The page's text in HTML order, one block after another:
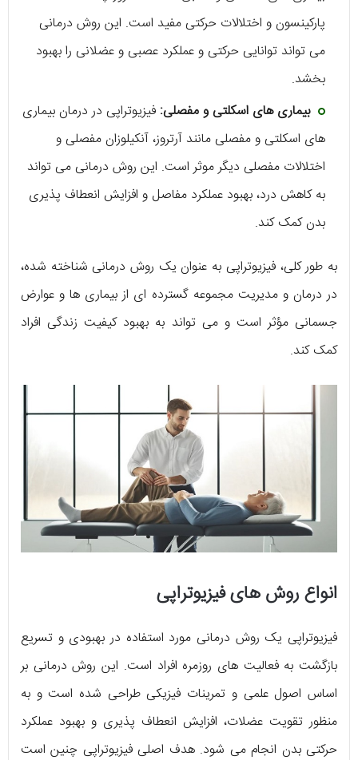
پارکینسون و اختلالات حرکتی مفید است. این روش درمانی
می ‌تواند توانایی حرکتی و عملکرد عصبی و عضلانی را بهبود
بخشد.
بیماری ‌های اسکلتی و مفصلی: فیزیوتراپی در درمان بیماری‌
های اسکلتی و مفصلی مانند آرتروز، آنکیلوزان مفصلی و
اختلالات مفصلی دیگر موثر است. این روش درمانی می ‌تواند
به کاهش درد، بهبود عملکرد مفاصل و افزایش انعطاف پذیری
بدن کمک کند.
به طور کلی، فیزیوتراپی به عنوان یک روش درمانی شناخته شده،
در درمان و مدیریت مجموعه گسترده ‌ای از بیماری ‌ها و عوارض
جسمانی مؤثر است و می ‌تواند به بهبود کیفیت زندگی افراد
کمک کند.
انواع روش های فیزیوتراپی
فیزیوتراپی یک روش درمانی مورد استفاده در بهبودی و تسریع
بازگشت به فعالیت‌ های روزمره افراد است. این روش درمانی بر
اساس اصول علمی و تمرینات فیزیکی طراحی شده است و به
منظور تقویت عضلات، افزایش انعطاف پذیری و بهبود عملکرد
حرکتی بدن انجام می شود. هدف اصلی فیزیوتراپی چنین است